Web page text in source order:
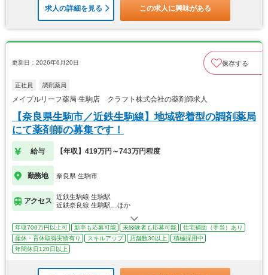
求人の詳細を見る この求人に興味がある
更新日：2026年6月20日 保存する
正社員 調剤薬局
メイプルリーフ薬局 生駒店 クラフト株式会社の薬剤師求人
【奈良県生駒市／近鉄生駒線】地域密着型の調剤薬局
にて薬剤師の募集です！
給与 【年収】419万円～743万円程度
勤務地 奈良県 生駒市
アクセス
近鉄生駒線 生駒駅
近鉄奈良線 生駒駅…ほか
年収700万円以上可 新卒も応募可能 未経験者も応募可能
住宅補助（手当）あり
産休・育休取得実績有り
スキルアップ 店舗数30以上
積極採用中
年間休日120日以上